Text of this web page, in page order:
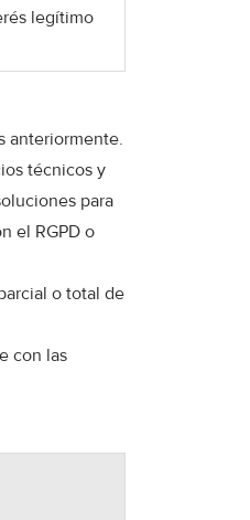
legítimo
anteriormente.
técnicos y
para
el RGPD o
o total de
con las